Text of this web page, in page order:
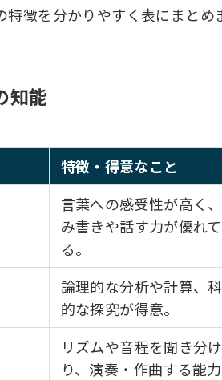
徴を分かりやすく表にまとめ
知能
特徴・得意なこと
言葉への感受性が高く
み書きや話す力が優れ
る。
論理的な分析や計算、
的な探究が得意。
リズムや音程を聞き分
り、演奏・作曲する能力